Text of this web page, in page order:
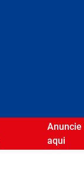
Anuncie
aqui